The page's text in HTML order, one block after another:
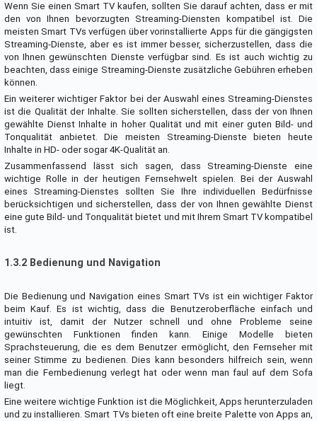
Wenn Sie einen Smart TV kaufen, sollten Sie darauf achten, dass er mit
den von Ihnen bevorzugten Streaming-Diensten kompatibel ist. Die
meisten Smart TVs verfügen über vorinstallierte Apps für die gängigsten
Streaming-Dienste, aber es ist immer besser, sicherzustellen, dass die
von Ihnen gewünschten Dienste verfügbar sind. Es ist auch wichtig zu
beachten, dass einige Streaming-Dienste zusätzliche Gebühren erheben
können.
Ein weiterer wichtiger Faktor bei der Auswahl eines Streaming-Dienstes
ist die Qualität der Inhalte. Sie sollten sicherstellen, dass der von Ihnen
gewählte Dienst Inhalte in hoher Qualität und mit einer guten Bild- und
Tonqualität anbietet. Die meisten Streaming-Dienste bieten heute
Inhalte in HD- oder sogar 4K-Qualität an.
Zusammenfassend lässt sich sagen, dass Streaming-Dienste eine
wichtige Rolle in der heutigen Fernsehwelt spielen. Bei der Auswahl
eines Streaming-Dienstes sollten Sie Ihre individuellen Bedürfnisse
berücksichtigen und sicherstellen, dass der von Ihnen gewählte Dienst
eine gute Bild- und Tonqualität bietet und mit Ihrem Smart TV kompatibel
ist.
1.3.2 Bedienung und Navigation
Die Bedienung und Navigation eines Smart TVs ist ein wichtiger Faktor
beim Kauf. Es ist wichtig, dass die Benutzeroberfläche einfach und
intuitiv ist, damit der Nutzer schnell und ohne Probleme seine
gewünschten Funktionen finden kann. Einige Modelle bieten
Sprachsteuerung, die es dem Benutzer ermöglicht, den Fernseher mit
seiner Stimme zu bedienen. Dies kann besonders hilfreich sein, wenn
man die Fernbedienung verlegt hat oder wenn man faul auf dem Sofa
liegt.
Eine weitere wichtige Funktion ist die Möglichkeit, Apps herunterzuladen
und zu installieren. Smart TVs bieten oft eine breite Palette von Apps an,